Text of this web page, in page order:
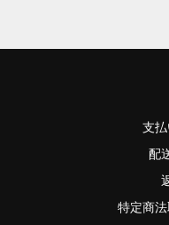
支
配
特定商